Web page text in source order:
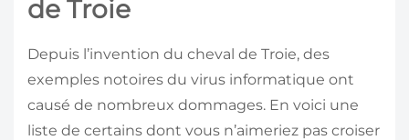
de Troie
Depuis l’invention du cheval de Troie, des
exemples notoires du virus informatique ont
causé de nombreux dommages. En voici une
liste de certains dont vous n’aimeriez pas croiser